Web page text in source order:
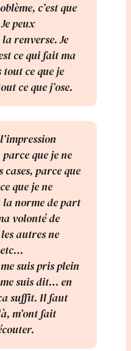
c’est que
peux
renverse. Je
ce qui fait ma
ce que je
ce que j’ose.
que je ne
parce que
que je ne
la norme de part
volonté de
autres ne
suis pris plein
suis dit… en
suffit. Il faut
m’ont fait